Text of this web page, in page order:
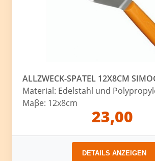
ALLZWECK-SPATEL 12X8CM
Material: Edelstahl und
Maβe: 12x8cm
23,00
DETAILS ANZEIGEN